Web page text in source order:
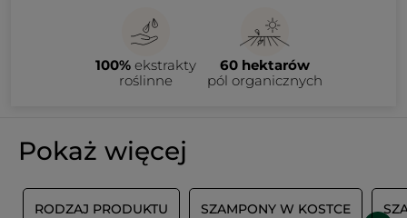
100% ekstrakty
roślinne
60 hektarów
pól organicznych
Pokaż więcej
RODZAJ PRODUKTU SZAMPONY W KOSTCE